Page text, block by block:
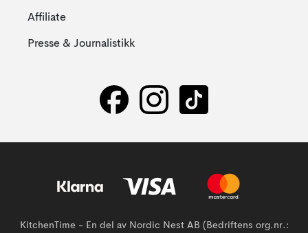
Affiliate
Presse & Journalistikk
KitchenTime - En del av Nordic Nest AB (Bedriftens org.nr.: